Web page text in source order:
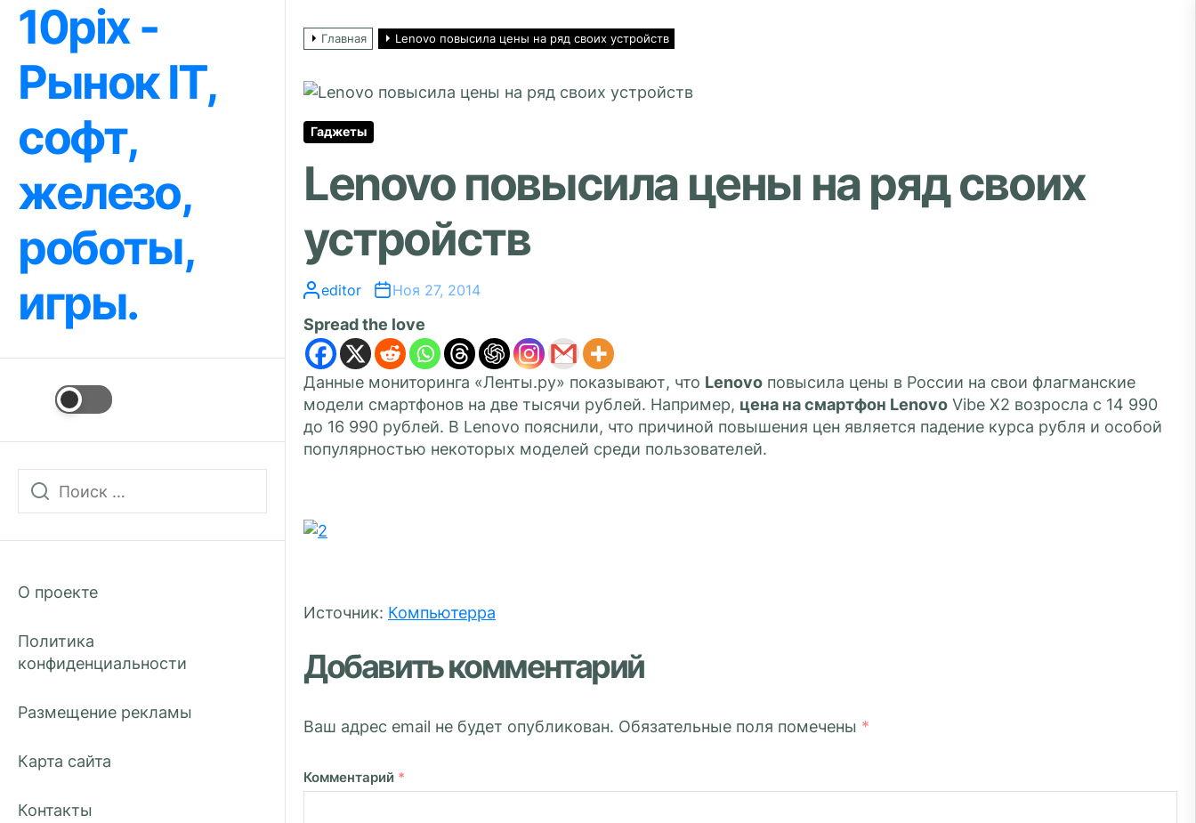
Перейти
содержимому
10pix -
Рынок IT,
софт,
железо,
роботы,
игры.
О проекте
Политика
конфиденциальности
Размещение рекламы
Карта сайта
Контакты
Главная Lenovo повысила цены на ряд своих устройств
Гаджеты
Lenovo повысила цены на ряд своих
устройств
editor Ноя 27, 2014
Spread the love
Данные мониторинга «Ленты.ру» показывают, что Lenovo повысила цены в России на свои флагманские
модели смартфонов на две тысячи рублей. Например, цена на смартфон Lenovo Vibe X2 возросла с 14 990
до 16 990 рублей. В Lenovo пояснили, что причиной повышения цен является падение курса рубля и особой
популярностью некоторых моделей среди пользователей.
Источник: Компьютерра
Добавить комментарий
Ваш адрес email не будет опубликован. Обязательные поля помечены *
Комментарий *